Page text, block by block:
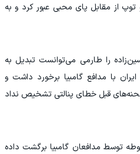
توپ از مقابل پای محبی عبور کرد و به
را طارمی می‌توانست تبدیل به
با مدافع گامبیا برخورد داشت و
قبل خطای پنالتی تشخیص نداد
توسط مدافعان گامبیا برگشت داده